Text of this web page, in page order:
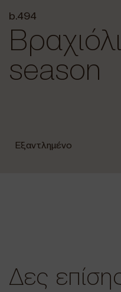
b.494
season
Εξαντλημένο
Δες